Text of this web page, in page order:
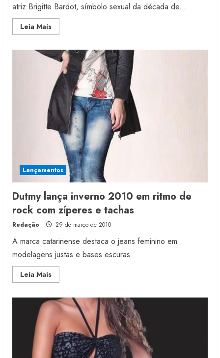
atriz Brigitte Bardot, símbolo sexual da década de...
Leia MaisRead
more
marcam
a
coleção
de
verão
da
Dutmy
Lançamentos
Dutmy lança inverno 2010 em ritmo de
rock com zíperes e tachas
Redação 29 de março de 2010
A marca catarinense destaca o jeans feminino em
modelagens justas e bases escuras
Leia MaisRead
more
lança
inverno
2010
em
ritmo
de
rock
com